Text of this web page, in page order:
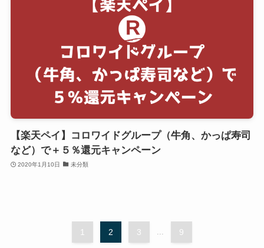
【楽天ペイ】コロワイドグループ（牛角、かっぱ寿司
など）で＋５％還元キャンペーン
2020年1月10日 未分類
1 2 3 9